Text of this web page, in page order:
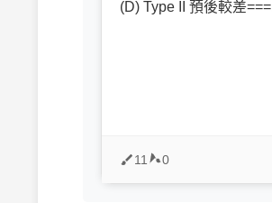
(D) Type II 預後較差
11 0